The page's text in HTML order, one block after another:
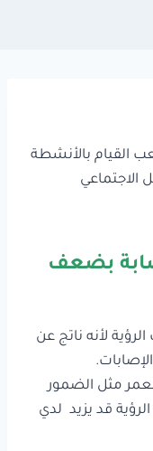
القيام بالأنشطة
الاجتماعي
بضعف
لأنه ناتج عن
مثل الضمور
قد يزيد لدي